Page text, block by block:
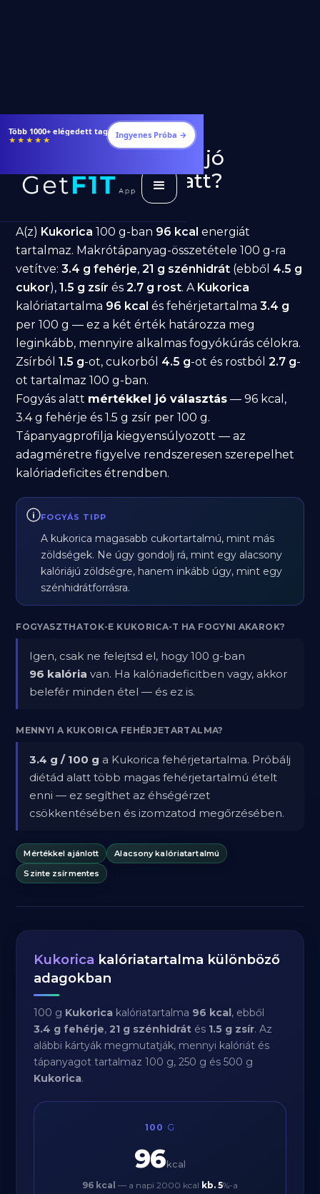
Étrendek, receptek és edzéstervek
★★★★★ Ingyenes Próba →
Kukorica fogyásra: jó
választás diéta alatt?
A(z) Kukorica 100 g-ban 96 kcal energiát
tartalmaz. Makrótápanyag-összetétele 100 g-ra
vetítve:3.4 g fehérje,21 g szénhidrát (ebből 4.5 g
cukor),1.5 g zsír és2.7 g rost. A Kukorica
kalóriatartalma 96 kcal és fehérjetartalma3.4 g
per 100 g — ez a két érték határozza meg
leginkább, mennyire alkalmas fogyókúrás célokra.
Zsírból1.5 g-ot, cukorból 4.5 g-ot és rostból2.7 g-
ot tartalmaz 100 g-ban.
Fogyás alatt mértékkel jó választás — 96 kcal,
3.4 g fehérje és 1.5 g zsír per 100 g.
Tápanyagprofilja kiegyensúlyozott — az
adagméretre figyelve rendszeresen szerepelhet
kalóriadeficites étrendben.
FOGYÁS TIPP
A kukorica magasabb cukortartalmú, mint más
zöldségek. Ne úgy gondolj rá, mint egy alacsony
kalóriájú zöldségre, hanem inkább úgy, mint egy
szénhidrátforrásra.
FOGYASZTHATOK-E KUKORICA-T HA FOGYNI AKAROK?
Igen, csak ne felejtsd el, hogy 100 g-ban
96 kalória van. Ha kalóriadeficitben vagy, akkor
belefér minden étel — és ez is.
MENNYI A KUKORICA FEHÉRJETARTALMA?
3.4 g / 100 g a Kukorica fehérjetartalma. Próbálj
diétád alatt több magas fehérjetartalmú ételt
enni — ez segíthet az éhségérzet
csökkentésében és izomzatod megőrzésében.
Mértékkel ajánlott
Alacsony kalóriatartalmú
Szinte zsírmentes
Kukorica kalóriatartalma különböző
adagokban
100 g Kukorica kalóriatartalma 96 kcal, ebből
3.4 g fehérje,21 g szénhidrát és 1.5 g zsír. Az
alábbi kártyák megmutatják, mennyi kalóriát és
tápanyagot tartalmaz 100 g, 250 g és 500 g
Kukorica.
100 G
96 kcal
96 kcal — a napi 2000 kcal kb. 5%-a